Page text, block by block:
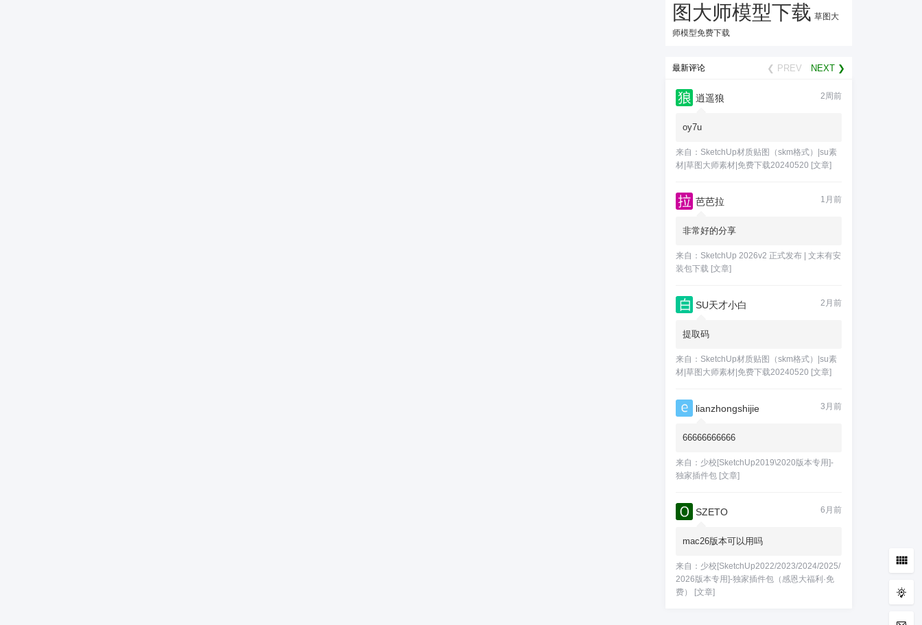
图大师模型下载 草图大
师模型免费下载
最新评论 ❮ PREV NEXT ❯
逍遥狼 2周前
oy7u
来自： SketchUp材质贴图（skm格式）|su素
材|草图大师素材|免费下载20240520 [文章]
芭芭拉 1月前
非常好的分享
来自： SketchUp 2026v2 正式发布 | 文末有安
装包下载 [文章]
SU天才小白 2月前
提取码
来自： SketchUp材质贴图（skm格式）|su素
材|草图大师素材|免费下载20240520 [文章]
lianzhongshijie 3月前
66666666666
来自： 少校[SketchUp2019\2020版本专用]-
独家插件包 [文章]
SZETO 6月前
mac26版本可以用吗
来自： 少校[SketchUp2022/2023/2024/2025/
2026版本专用]-独家插件包（感恩大福利·免
费）
[文章]